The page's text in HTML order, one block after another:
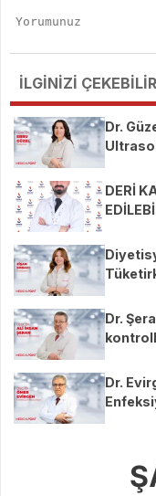
İLGİNİZİ ÇEKEBİLİR
Dr.
DERİ
Dr.
Dr.